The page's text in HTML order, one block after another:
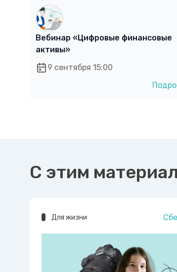
Вебинар «Цифровые финансовые
активы»
9 сентября 15:00
С этим
Для жизни